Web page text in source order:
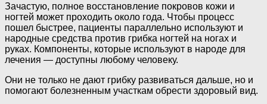
Зачастую, полное восстановление покровов кожи и
ногтей может проходить около года. Чтобы процесс
пошел быстрее, пациенты параллельно используют и
народные средства против грибка ногтей на ногах и
руках. Компоненты, которые используют в народе для
лечения — доступны любому человеку.
Они не только не дают грибку развиваться дальше, но и
помогают болезненным участкам обрести здоровый вид.